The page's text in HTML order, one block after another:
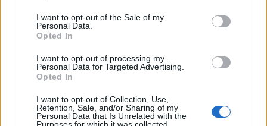
I want to opt-out of the Sale of my
Personal Data.
Opted In
I want to opt-out of processing my
Personal Data for Targeted Advertising.
Opted In
I want to opt-out of Collection, Use,
Retention, Sale, and/or Sharing of my
Personal Data that Is Unrelated with the